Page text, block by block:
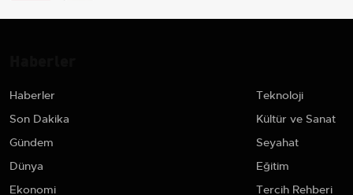
Haberler
Son Dakika
Gündem
Dünya
Ekonomi
Teknoloji
Kültür ve Sanat
Seyahat
Eğitim
Tercih Rehberi